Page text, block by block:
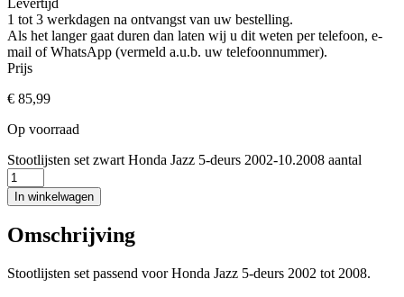
1 tot 3 werkdagen na ontvangst van uw bestelling.
Als het langer gaat duren dan laten wij u dit weten per telefoon, e-
mail of WhatsApp (vermeld a.u.b. uw telefoonnummer).
Prijs
€ 85,99
Op voorraad
Stootlijsten set zwart Honda Jazz 5-deurs 2002-10.2008 aantal
In winkelwagen
Omschrijving
Stootlijsten set passend voor Honda Jazz 5-deurs 2002 tot 2008.